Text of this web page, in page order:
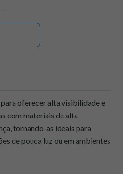
oferecer alta visibilidade e
com materiais de alta
tornando-as ideais para
de pouca luz ou em ambientes